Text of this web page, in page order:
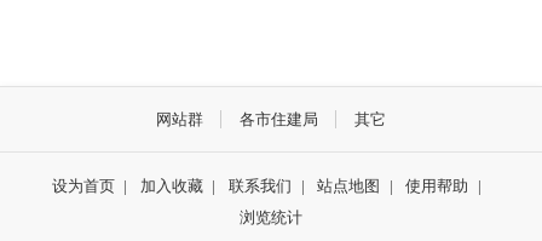
网站群 各市住建局 其它
设为首页 | 加入收藏 | 联系我们 | 站点地图 | 使用帮助
|
浏览统计